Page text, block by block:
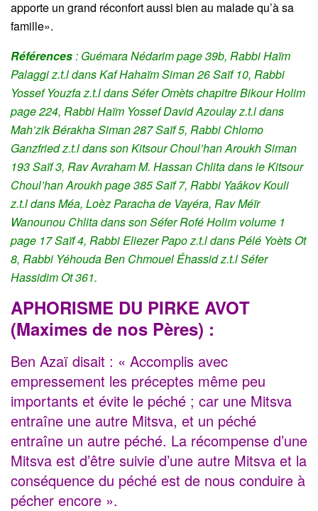
apporte un grand réconfort aussi bien au malade qu’à sa
famille».
Références: Guémara Nédarim page 39b, Rabbi Haïm
Palaggi z.t.l dans Kaf Hahaïm Siman 26 Saïf 10, Rabbi
Yossef Youzfa z.t.l dans Séfer Omèts chapitre Bikour Holim
page 224, Rabbi Haïm Yossef David Azoulay z.t.l dans
Mah’zik Bérakha Siman 287 Saïf 5, Rabbi Chlomo
Ganzfried z.t.l dans son Kitsour Choul’han Aroukh Siman
193 Saïf 3, Rav Avraham M. Hassan Chlita dans le Kitsour
Choul’han Aroukh page 385 Saïf 7, Rabbi Yaâkov Kouli
z.t.l dans Méa, Loèz Paracha de Vayéra, Rav Méïr
Wanounou Chlita dans son Séfer Rofé Holim volume 1
page 17 Saïf 4, Rabbi Eliezer Papo z.t.l dans Pélé Yoèts Ot
8, Rabbi Yéhouda Ben Chmouel Éhassid z.t.l Séfer
Hassidim Ot 361.
APHORISME DU PIRKE AVOT
(Maximes de nos Pères) :
Ben Azaï disait : « Accomplis avec
empressement les préceptes même peu
importants et évite le péché ; car une Mitsva
entraîne une autre Mitsva, et un péché
entraîne un autre péché. La récompense d’une
Mitsva est d’être suivie d’une autre Mitsva et la
conséquence du péché est de nous conduire à
pécher encore ».